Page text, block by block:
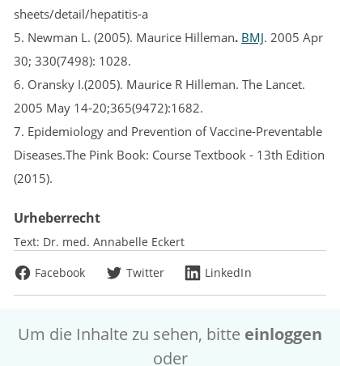
sheets/detail/hepatitis-a
5. Newman L. (2005). Maurice Hilleman. BMJ. 2005 Apr
30; 330(7498): 1028.
6. Oransky I.(2005). Maurice R Hilleman. The Lancet.
2005 May 14-20;365(9472):1682.
7. Epidemiology and Prevention of Vaccine-Preventable
Diseases.The Pink Book: Course Textbook - 13th Edition
(2015).
Urheberrecht
Text: Dr. med. Annabelle Eckert
Facebook
Twitter LinkedIn
Um die Inhalte zu sehen, bitte einloggen
oder